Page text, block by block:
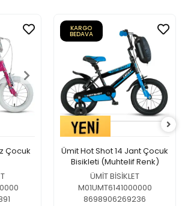
Çocuk
KARGO
BEDAVA
Ümit Hot Shot 14 Jant Çocuk
Bisikleti (Muhtelif Renk)
ÜMİT BİSİKLET
M01UMT6141000000
8698906269236